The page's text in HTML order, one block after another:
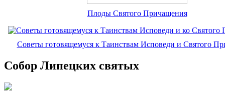
Плоды Святого Причащения
Советы готовящемуся к Таинствам Исповеди и Святого
Собор Липецких святых